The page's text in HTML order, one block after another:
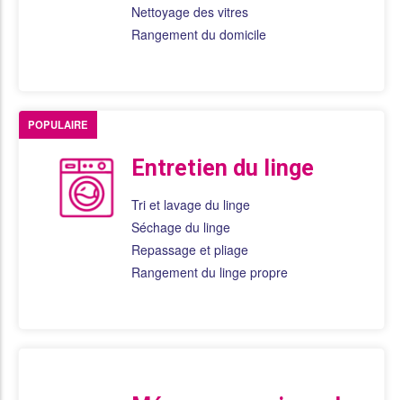
Nettoyage des vitres
Rangement du domicile
Entretien du linge
Tri et lavage du linge
Séchage du linge
Repassage et pliage
Rangement du linge propre
POPULAIRE